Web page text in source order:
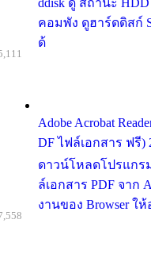
ddisk ดู สถานะ
คอมพัง ดูฮาร์ดดิสก์
ด้
Adobe Acrobat
DF ไฟล์เอกสาร ฟรี)
ดาวน์โหลดโปรแกรม
ล์เอกสาร PDF จาก
งานของ Browser ใ